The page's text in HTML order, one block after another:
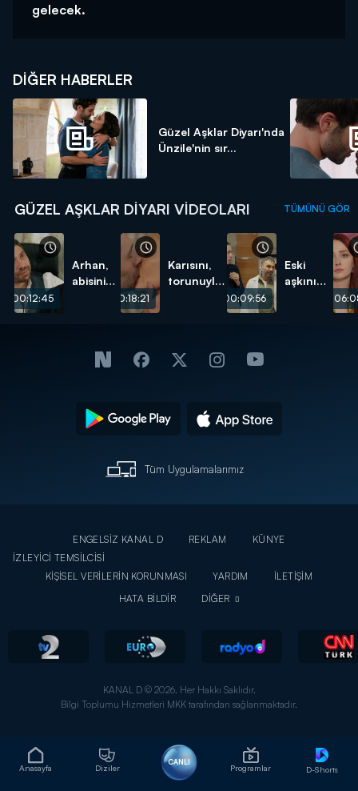
Anasayfa Diziler
CANLI
Programlar D-Shorts
gelecek.
DIĞER HABERLER
Güzel Aşklar Diyarı'nda
Ünzile'nin sır...
GÜZEL AŞKLAR DIYARI VIDEOLARI TÜMÜNÜ GÖR
00:12:45
Arhan,
abisini
00:18:21
Karısını,
torunuyla
00:09:56
Eski
aşkını
Tüm Uygulamalarımız
ENGELSİZ KANAL D REKLAM
KÜNYE
İZLEYİCİ TEMSİLCİSİ
KİŞİSEL VERİLERİN KORUNMASI
YARDIM
İLETİŞİM
HATA BİLDİR
DİĞER
KANAL D © 2026. Her Hakkı Saklıdır.
Bilgi Toplumu Hizmetleri MKK tarafından sağlanmaktadır.